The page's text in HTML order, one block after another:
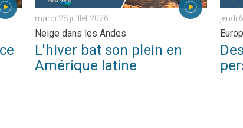
mardi 28 juillet 2026
Neige dans les Andes
L'hiver bat son plein en
Amérique latine
jeudi